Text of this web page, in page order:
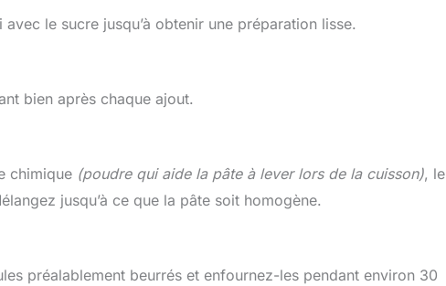
le sucre jusqu’à obtenir une préparation lisse.
bien après chaque ajout.
chimique (poudre qui aide la pâte à lever lors de la cuisson), le
jusqu’à ce que la pâte soit homogène.
préalablement beurrés et enfournez-les pendant environ 30